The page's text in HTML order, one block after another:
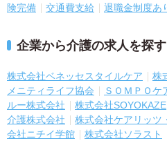
険完備
交通費支給 退職金制度あ
企業から介護の求人を探す
株式会社ベネッセスタイルケア 株
メニティライフ協会
ＳＯＭＰＯケ
ルー株式会社
株式会社SOYOKAZE
介護株式会社
株式会社ケアリッツ
会社ニチイ学館
株式会社ソラスト